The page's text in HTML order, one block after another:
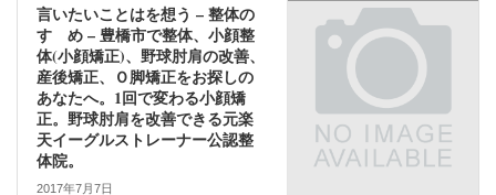
言いたいことはを想う – 整体の
すゝめ – 豊橋市で整体、小顔整
体(小顔矯正)、野球肘肩の改善、
産後矯正、Ｏ脚矯正をお探しの
あなたへ。1回で変わる小顔矯
正。野球肘肩を改善できる元楽
天イーグルストレーナー公認整
体院。
2017年7月7日